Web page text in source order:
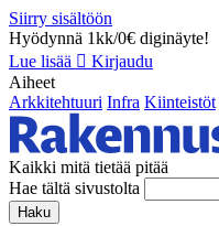
Siirry sisältöön
Hyödynnä 1kk/0€ diginäyte!
Lue lisää
Kirjaudu
Aiheet
Arkkitehtuuri Infra Kiinteistöt
Kaikki mitä tietää pitää
Hae tältä sivustolta
Haku